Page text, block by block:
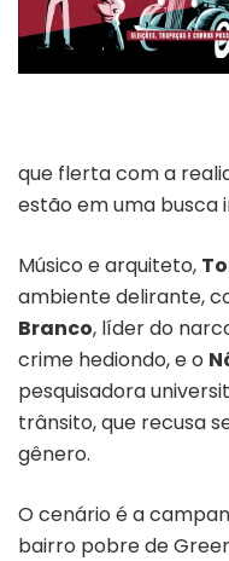
que flerta com a
estão em uma busca
Músico e arquiteto,
ambiente delirante,
Branco, líder do
crime hediondo, e o
pesquisadora
trânsito, que recusa
gênero.
O cenário é a
bairro pobre de